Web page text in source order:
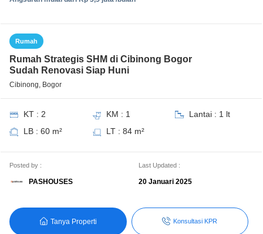
Rumah
Rumah Strategis SHM di Cibinong Bogor
Sudah Renovasi Siap Huni
Cibinong, Bogor
KT : 2 KM : 1
Lantai : 1 lt
LB : 60 m²
LT : 84 m²
Posted by :
PASHOUSES
Last Updated :
20 Januari 2025
Tanya Properti Konsultasi KPR